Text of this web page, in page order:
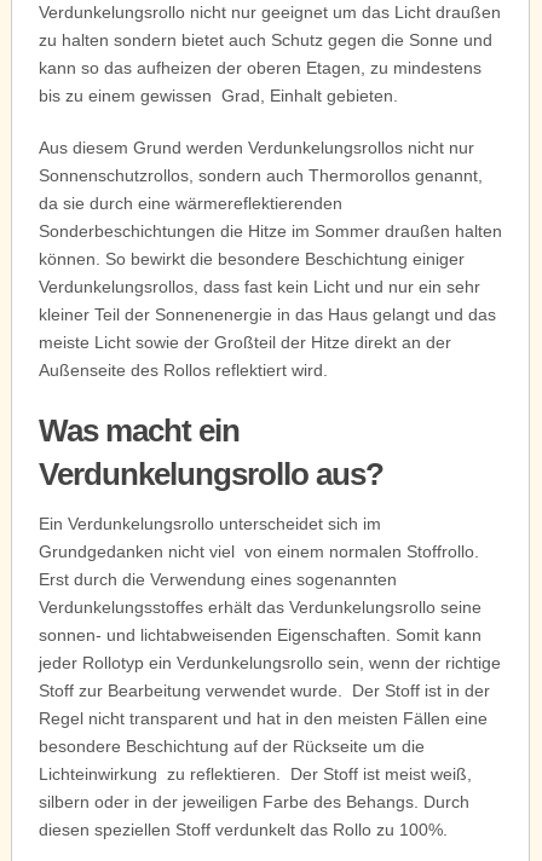
Verdunkelungsrollo nicht nur geeignet um das Licht draußen
zu halten sondern bietet auch Schutz gegen die Sonne und
kann so das aufheizen der oberen Etagen, zu mindestens
bis zu einem gewissen Grad, Einhalt gebieten.
Aus diesem Grund werden Verdunkelungsrollos nicht nur
Sonnenschutzrollos, sondern auch Thermorollos genannt,
da sie durch eine wärmereflektierenden
Sonderbeschichtungen die Hitze im Sommer draußen halten
können. So bewirkt die besondere Beschichtung einiger
Verdunkelungsrollos, dass fast kein Licht und nur ein sehr
kleiner Teil der Sonnenenergie in das Haus gelangt und das
meiste Licht sowie der Großteil der Hitze direkt an der
Außenseite des Rollos reflektiert wird.
Was macht ein
Verdunkelungsrollo aus?
Ein Verdunkelungsrollo unterscheidet sich im
Grundgedanken nicht viel von einem normalen Stoffrollo.
Erst durch die Verwendung eines sogenannten
Verdunkelungsstoffes erhält das Verdunkelungsrollo seine
sonnen- und lichtabweisenden Eigenschaften. Somit kann
jeder Rollotyp ein Verdunkelungsrollo sein, wenn der richtige
Stoff zur Bearbeitung verwendet wurde. Der Stoff ist in der
Regel nicht transparent und hat in den meisten Fällen eine
besondere Beschichtung auf der Rückseite um die
Lichteinwirkung zu reflektieren. Der Stoff ist meist weiß,
silbern oder in der jeweiligen Farbe des Behangs. Durch
diesen speziellen Stoff verdunkelt das Rollo zu 100%.